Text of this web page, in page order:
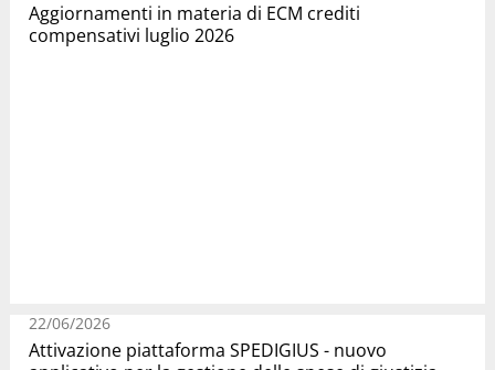
Aggiornamenti in materia di ECM crediti
compensativi luglio 2026
22/06/2026
Attivazione piattaforma SPEDIGIUS - nuovo